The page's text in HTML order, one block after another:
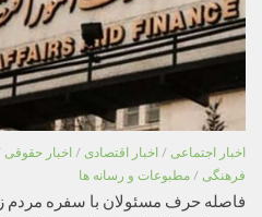
اخبار اجتماعی / اخبار اقتصادی / اخبار حقوقی
فرهنگی / مطبوعات و رسانه ها
فاصله حرف مسئولان با سفره مردم